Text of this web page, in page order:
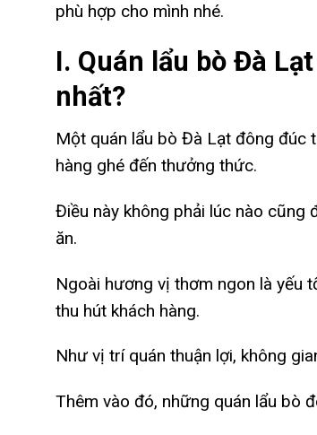
phù hợp cho mình nhé.
I. Quán lẩu bò Đà
nhất?
Một quán lẩu bò Đà Lạt đông đúc
hàng ghé đến thưởng thức.
Điều này không phải lúc nào cũng
ăn.
Ngoài hương vị thơm ngon là yếu
thu hút khách hàng.
Như vị trí quán thuận lợi, không
Thêm vào đó, những quán lẩu bò